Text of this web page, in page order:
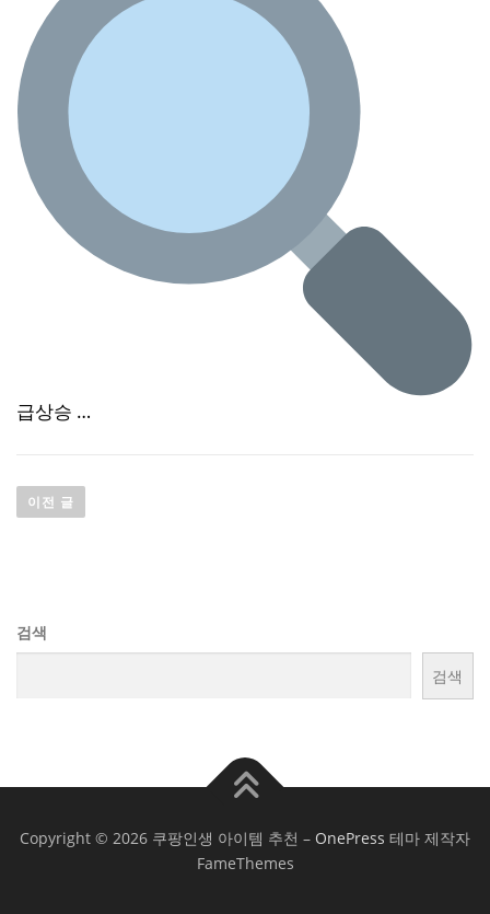
급상승 …
탐
이전 글
검색
검색
Copyright © 2026 쿠팡인생 아이템 추천 – OnePress 테마 제작자
FameThemes